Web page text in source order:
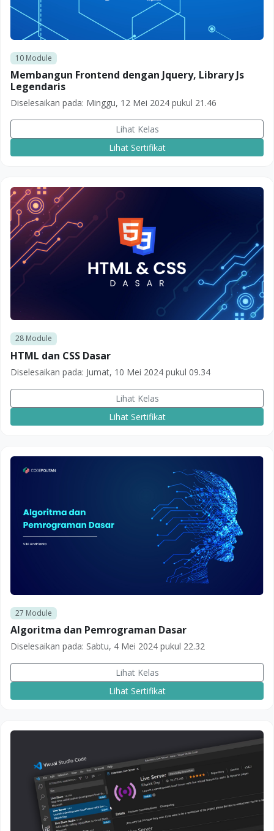
10Module
Membangun Frontend dengan Jquery, Library Js
Legendaris
Diselesaikan pada: Minggu, 12 Mei 2024 pukul 21.46
Lihat Kelas
Lihat Sertifikat
28Module
HTML dan CSS Dasar
Diselesaikan pada: Jumat, 10 Mei 2024 pukul 09.34
Lihat Kelas
Lihat Sertifikat
27 Module
Algoritma dan Pemrograman Dasar
Diselesaikan pada: Sabtu, 4 Mei 2024 pukul 22.32
Lihat Kelas
Lihat Sertifikat